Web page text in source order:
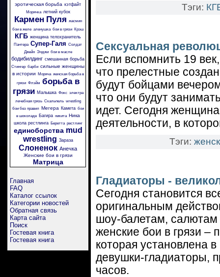
эротическая борьба кэтфайт
Морячка летний кубок
Кармен Пуля жасмин
бои в желе аленушка бои в грязи Крэш
КГБ женщина телохранитель
Пантера Супер-Галя Солдат
Джейн Энджи бои в масле
бодибилдинг смешанная борьба
Стингер барби сильные женщины
в истории
Моряча женская борьба в
грязи Флэйм борьба в
грязи Малышка Фокс электра
лечебная грязь Скальпель wrestling
бои без правил Мегера Камета бои
в шоколаде
Багира никита Ника
школа рестлинга Беретта рестлинг
единоборства mud
wrestling Зараза
Слоненок Анечка
Женские бои в грязи
Матрица
Главная
FAQ
Каталог ссылок
Категории новостей
Обратная связь
Карта сайта
Поиск
Гостевая книга
Гостевая книга
Тэги:
Сексуальная
Если вспомнить 19
что прелестные
будут бойцами
что они будут
идет. Сегодня
деятельности, в
Тэги:
Гладиаторы -
Сегодня становится
оригинальным
шоу-балетам,
женские бои в грязи –
которая установлена
девушки-гладиаторы,
часов.